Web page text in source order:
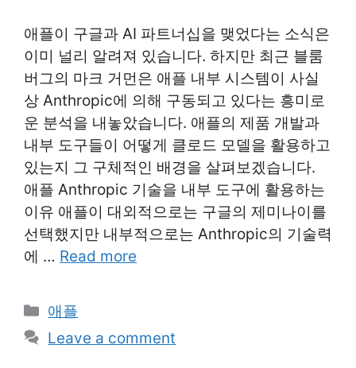
애플이 구글과 AI 파트너십을 맺었다는 소식은
이미 널리 알려져 있습니다. 하지만 최근 블룸
버그의 마크 거먼은 애플 내부 시스템이 사실
상 Anthropic에 의해 구동되고 있다는 흥미로
운 분석을 내놓았습니다. 애플의 제품 개발과
내부 도구들이 어떻게 클로드 모델을 활용하고
있는지 그 구체적인 배경을 살펴보겠습니다.
애플 Anthropic 기술을 내부 도구에 활용하는
이유 애플이 대외적으로는 구글의 제미나이를
선택했지만 내부적으로는 Anthropic의 기술력
에 … Read more
Categories
애플
Leave a comment